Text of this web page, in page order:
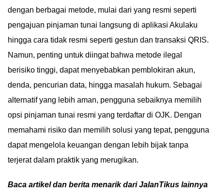
dengan berbagai metode, mulai dari yang resmi seperti
pengajuan pinjaman tunai langsung di aplikasi Akulaku
hingga cara tidak resmi seperti gestun dan transaksi QRIS.
Namun, penting untuk diingat bahwa metode ilegal
berisiko tinggi, dapat menyebabkan pemblokiran akun,
denda, pencurian data, hingga masalah hukum. Sebagai
alternatif yang lebih aman, pengguna sebaiknya memilih
opsi pinjaman tunai resmi yang terdaftar di OJK. Dengan
memahami risiko dan memilih solusi yang tepat, pengguna
dapat mengelola keuangan dengan lebih bijak tanpa
terjerat dalam praktik yang merugikan.
Baca artikel dan berita menarik dari JalanTikus lainnya